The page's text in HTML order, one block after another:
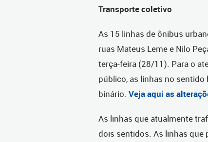
Transporte coletivo
As 15 linhas de ônibus
ruas Mateus Leme e Nilo
terça-feira (28/11). Para o
público, as linhas no
binário. Veja aqui as
As linhas que atualmente
dois sentidos. As linhas que